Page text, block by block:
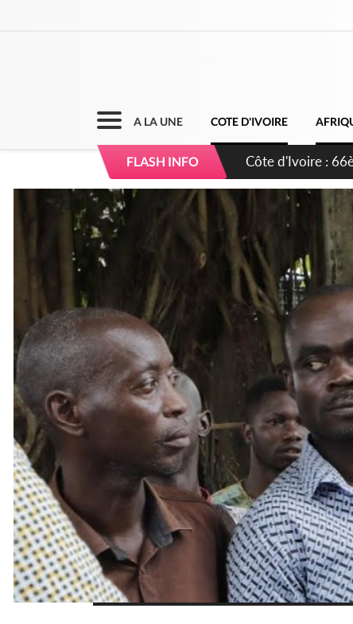
A LA UNE COTE D'IVOIRE
FLASH INFO
Côte d'Ivoire : À
développement